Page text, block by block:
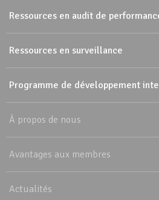
Ressources en audit de
Ressources en surveillance
Programme de développement
À propos de nous
Avantages aux membres
Actualités